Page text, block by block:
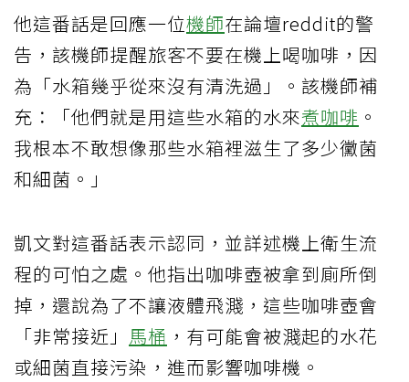
他這番話是回應一位機師在論壇reddit的警
告，該機師提醒旅客不要在機上喝咖啡，因
為「水箱幾乎從來沒有清洗過」。該機師補
充：「他們就是用這些水箱的水來煮咖啡 。
我根本不敢想像那些水箱裡滋生了多少黴菌
和細菌。」
凱文對這番話表示認同，並詳述機上衛生流
程的可怕之處。他指出咖啡壺被拿到廁所倒
掉，還說為了不讓液體飛濺，這些咖啡壺會
「非常接近」 馬桶 ，有可能會被濺起的水花
或細菌直接污染，進而影響咖啡機。